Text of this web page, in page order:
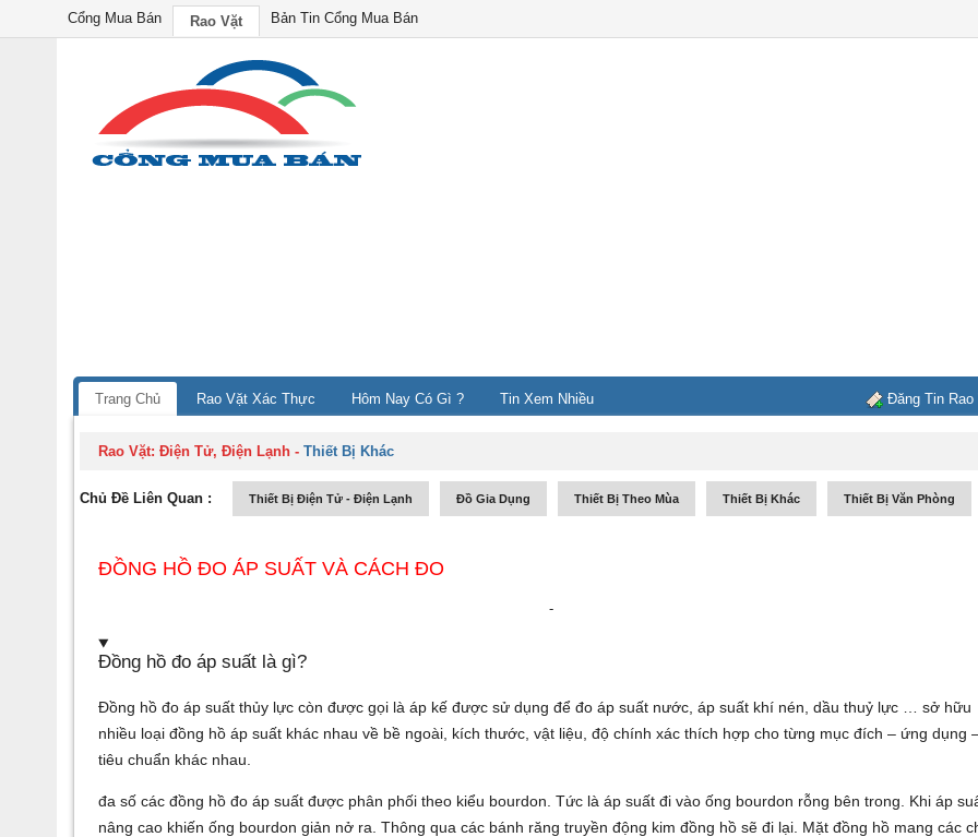
Cổng Mua Bán Rao Vặt Bản Tin Cổng Mua Bán
Trang Chủ Rao Vặt Xác Thực Hôm Nay Có Gì ? Tin Xem Nhiều Đăng Tin Rao
Rao Vặt:Điện Tử, Điện Lạnh -Thiết Bị Khác
Chủ Đề Liên Quan : Thiết Bị Điện Tử - Điện Lạnh Đồ Gia Dụng Thiết Bị Theo Mùa Thiết Bị Khác Thiết Bị Văn Phòng
ĐỒNG HỒ ĐO ÁP SUẤT VÀ CÁCH ĐO
-
Đồng hồ đo áp suất là gì?
Đồng hồ đo áp suất thủy lực còn được gọi là áp kế được sử dụng để đo áp suất nước, áp suất khí nén, dầu thuỷ lực … sở hữu
nhiều loại đồng hồ áp suất khác nhau về bề ngoài, kích thước, vật liệu, độ chính xác thích hợp cho từng mục đích – ứng dụng
tiêu chuẩn khác nhau.
đa số các đồng hồ đo áp suất được phân phối theo kiểu bourdon. Tức là áp suất đi vào ống bourdon rỗng bên trong. Khi áp
nâng cao khiến ống bourdon giản nở ra. Thông qua các bánh răng truyền động kim đồng hồ sẽ đi lại. Mặt đồng hồ mang các